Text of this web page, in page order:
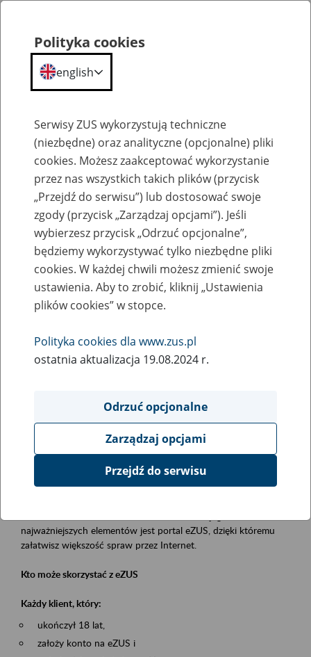
Szkolenia
Zaproś ZUS do siebie - zakładanie profili
eZUS w siedzibie Twojej firmy
Rodzaj wydarzenia
Szkolenia
obsługa klientów
Event description
Platforma Usług Elektronicznych eZUS
najważniejszych elementów jest portal eZUS, dzięki któremu
załatwisz większość spraw przez Internet.
Kto może skorzystać z eZUS
Każdy klient, który:
ukończył 18 lat,
założy konto na eZUS i
Polityka cookies
english
Serwisy ZUS wykorzystują techniczne
(niezbędne) oraz analityczne (opcjonalne) pliki
cookies. Możesz zaakceptować wykorzystanie
przez nas wszystkich takich plików (przycisk
„Przejdź do serwisu”) lub dostosować swoje
zgody (przycisk „Zarządzaj opcjami”). Jeśli
wybierzesz przycisk „Odrzuć opcjonalne”,
będziemy wykorzystywać tylko niezbędne pliki
cookies. W każdej chwili możesz zmienić swoje
ustawienia. Aby to zrobić, kliknij „Ustawienia
plików cookies” w stopce.
Polityka cookies dla www.zus.pl
ostatnia aktualizacja 19.08.2024 r.
Odrzuć opcjonalne
Zarządzaj opcjami
Przejdź do serwisu